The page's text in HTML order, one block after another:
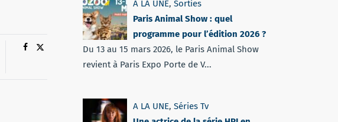
A LA UNE, Sorties
Paris Animal Show : quel
programme pour l’édition 2026 ?
Du 13 au 15 mars 2026, le Paris Animal Show
revient à Paris Expo Porte de V...
A LA UNE, Séries Tv